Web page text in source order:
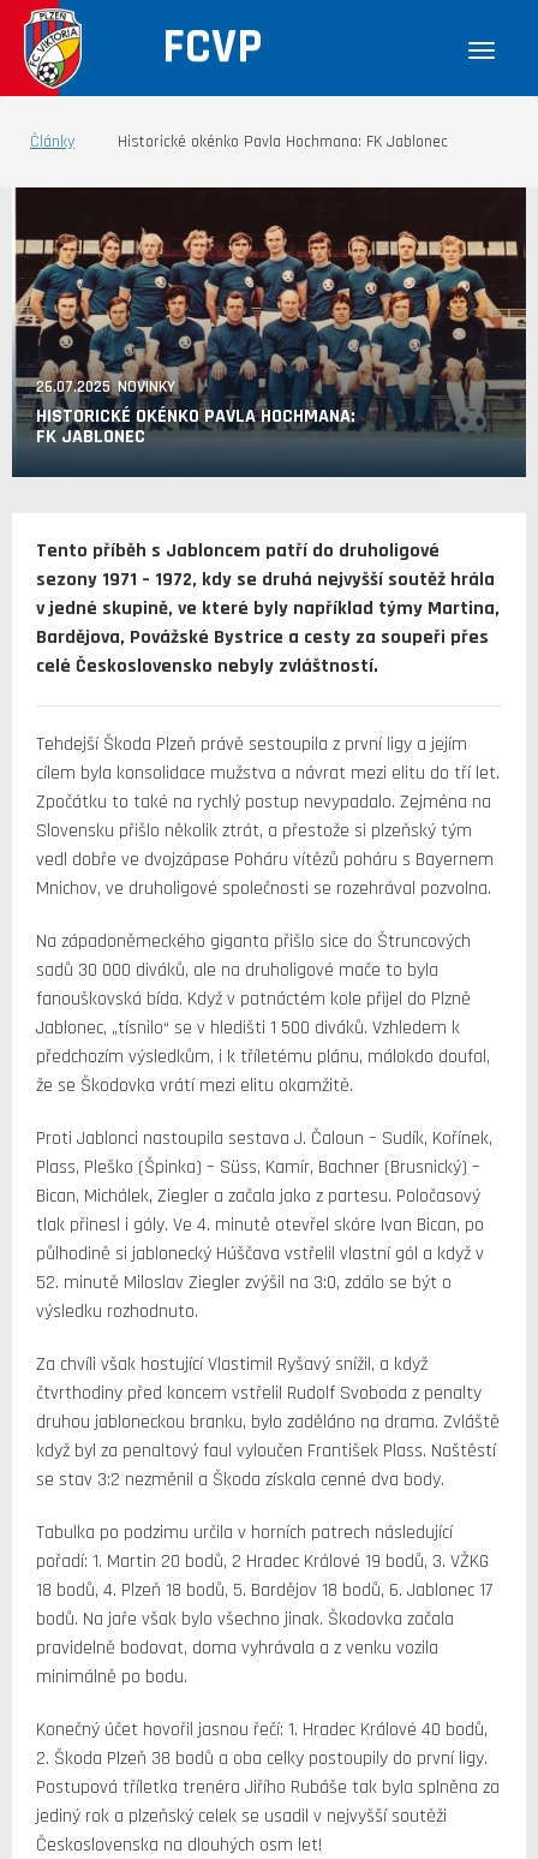
FCVP
Články Historické okénko Pavla Hochmana: FK Jablonec
26.07.2025 NOVINKY
HISTORICKÉ OKÉNKO PAVLA HOCHMANA:
FK JABLONEC
Tento příběh s Jabloncem patří do druholigové
sezony 1971 – 1972, kdy se druhá nejvyšší soutěž hrála
v jedné skupině, ve které byly například týmy Martina,
Bardějova, Povážské Bystrice a cesty za soupeři přes
celé Československo nebyly zvláštností.
Tehdejší Škoda Plzeň právě sestoupila z první ligy a jejím
cílem byla konsolidace mužstva a návrat mezi elitu do tří let.
Zpočátku to také na rychlý postup nevypadalo. Zejména na
Slovensku přišlo několik ztrát, a přestože si plzeňský tým
vedl dobře ve dvojzápase Poháru vítězů poháru s Bayernem
Mnichov, ve druholigové společnosti se rozehrával pozvolna.
Na západoněmeckého giganta přišlo sice do Štruncových
sadů 30 000 diváků, ale na druholigové mače to byla
fanouškovská bída. Když v patnáctém kole přijel do Plzně
Jablonec, „tísnilo“ se v hledišti 1 500 diváků. Vzhledem k
předchozím výsledkům, i k tříletému plánu, málokdo doufal,
že se Škodovka vrátí mezi elitu okamžitě.
Proti Jablonci nastoupila sestava J. Čaloun – Sudík, Kořínek,
Plass, Pleško (Špinka) – Süss, Kamír, Bachner (Brusnický) –
Bican, Michálek, Ziegler a začala jako z partesu. Poločasový
tlak přinesl i góly. Ve 4. minutě otevřel skóre Ivan Bican, po
půlhodině si jablonecký Húščava vstřelil vlastní gól a když v
52. minutě Miloslav Ziegler zvýšil na 3:0, zdálo se být o
výsledku rozhodnuto.
Za chvíli však hostující Vlastimil Ryšavý snížil, a když
čtvrthodiny před koncem vstřelil Rudolf Svoboda z penalty
druhou jabloneckou branku, bylo zaděláno na drama. Zvláště
když byl za penaltový faul vyloučen František Plass. Naštěstí
se stav 3:2 nezměnil a Škoda získala cenné dva body.
Tabulka po podzimu určila v horních patrech následující
pořadí: 1. Martin 20 bodů, 2 Hradec Králové 19 bodů, 3. VŽKG
18 bodů, 4. Plzeň 18 bodů, 5. Bardějov 18 bodů, 6. Jablonec 17
bodů. Na jaře však bylo všechno jinak. Škodovka začala
pravidelně bodovat, doma vyhrávala a z venku vozila
minimálně po bodu.
Konečný účet hovořil jasnou řečí: 1. Hradec Králové 40 bodů,
2. Škoda Plzeň 38 bodů a oba celky postoupily do první ligy.
Postupová tříletka trenéra Jiřího Rubáše tak byla splněna za
jediný rok a plzeňský celek se usadil v nejvyšší soutěži
Československa na dlouhých osm let!